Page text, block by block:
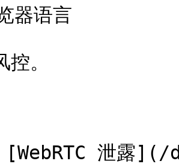
器语言
。
[WebRTC 泄